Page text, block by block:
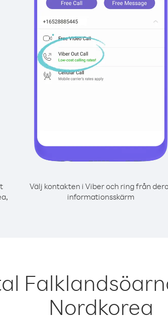
Välj kontakten i Viber och ring från
informationsskärm
Nordkorea